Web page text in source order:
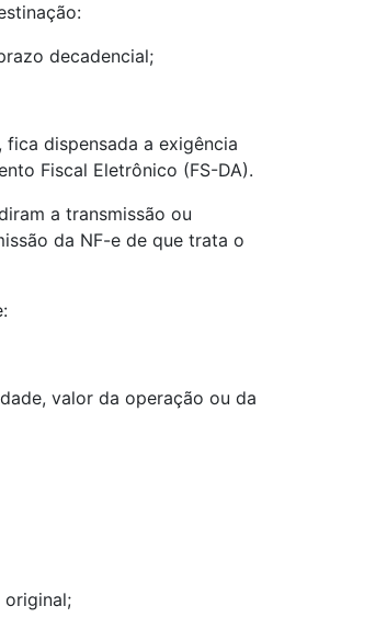
decadencial;
dispensada a exigência
Fiscal Eletrônico (FS-DA).
a transmissão ou
da NF-e de que trata o
valor da operação ou da
original;